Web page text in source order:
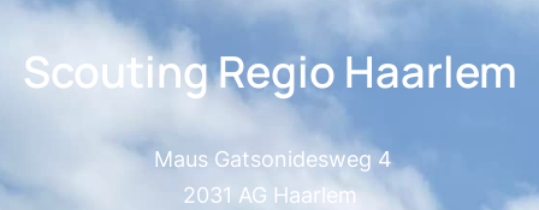
Scouting Regio Haarlem
Maus Gatsonidesweg 4
2031 AG Haarlem